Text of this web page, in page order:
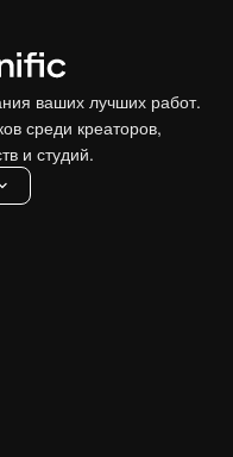
ваших лучших работ.
среди креаторов,
и студий.